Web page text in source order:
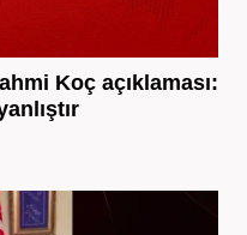
Koç açıklaması: